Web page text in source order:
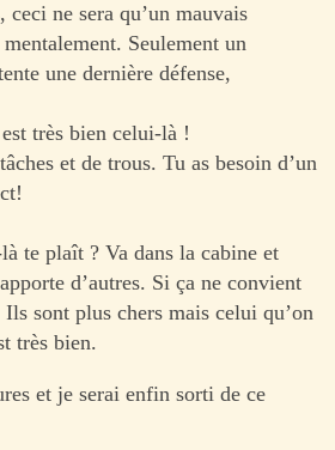
ceci ne sera qu’un mauvais
Seulement un
une dernière défense,
très bien celui-là !
et de trous. Tu as besoin d’un
te plaît ? Va dans la cabine et
d’autres. Si ça ne convient
sont plus chers mais celui qu’on
très bien.
et je serai enfin sorti de ce